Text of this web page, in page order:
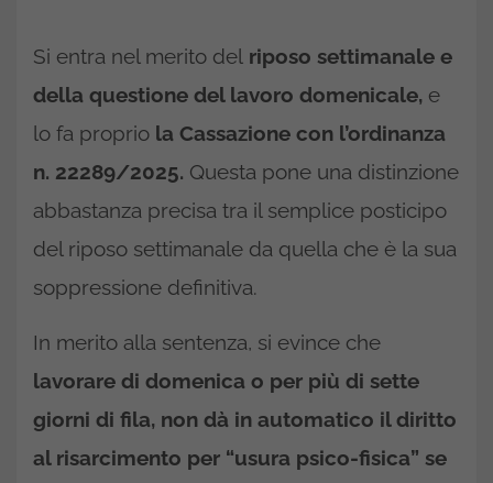
Si entra nel merito del riposo settimanale e
della questione del lavoro domenicale, e
lo fa proprio la Cassazione con l’ordinanza
n. 22289/2025. Questa pone una distinzione
abbastanza precisa tra il semplice posticipo
del riposo settimanale da quella che è la sua
soppressione definitiva.
In merito alla sentenza, si evince che
lavorare di domenica o per più di sette
giorni di fila, non dà in automatico il diritto
al risarcimento per “usura psico-fisica” se